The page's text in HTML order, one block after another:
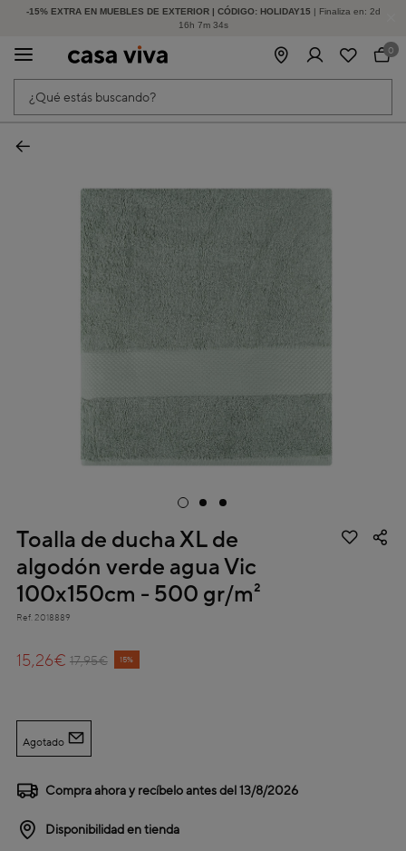
-15% EXTRA EN MUEBLES DE EXTERIOR | CÓDIGO: HOLIDAY15 | Finaliza en: 2d
16h 7m 34s
HASTA -60% DE DESCUENTO | SEGUNDAS REBAJAS
¿Qué estás buscando?
0
Toalla de ducha XL de
algodón verde agua Vic
100x150cm - 500 gr/m²
Ref. 2018889
Price reduced from
17,95€
to 15%
15,26€
Agotado
Compra ahora y recíbelo antes del13/8/2026
Disponibilidad en tienda